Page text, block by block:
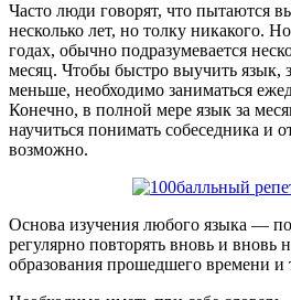
Часто люди говорят, что пытаются
несколько лет, но толку никакого.
годах, обычно подразумевается
месяц. Чтобы быстро выучить язык,
меньше, необходимо заниматься
Конечно, в полной мере язык за
научиться понимать собеседника и
возможно.
Основа изучения любого языка —
регулярно повторять вновь и вновь
образования прошедшего времени и